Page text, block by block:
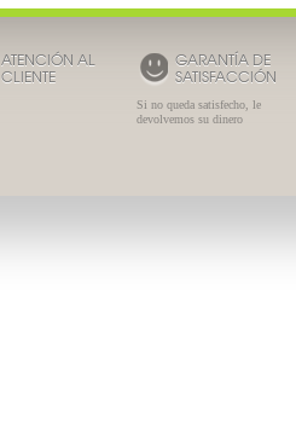
ATENCIÓN AL
CLIENTE
GARANTÍA DE
SATISFACCIÓN
Si no queda satisfecho, le
devolvemos su dinero